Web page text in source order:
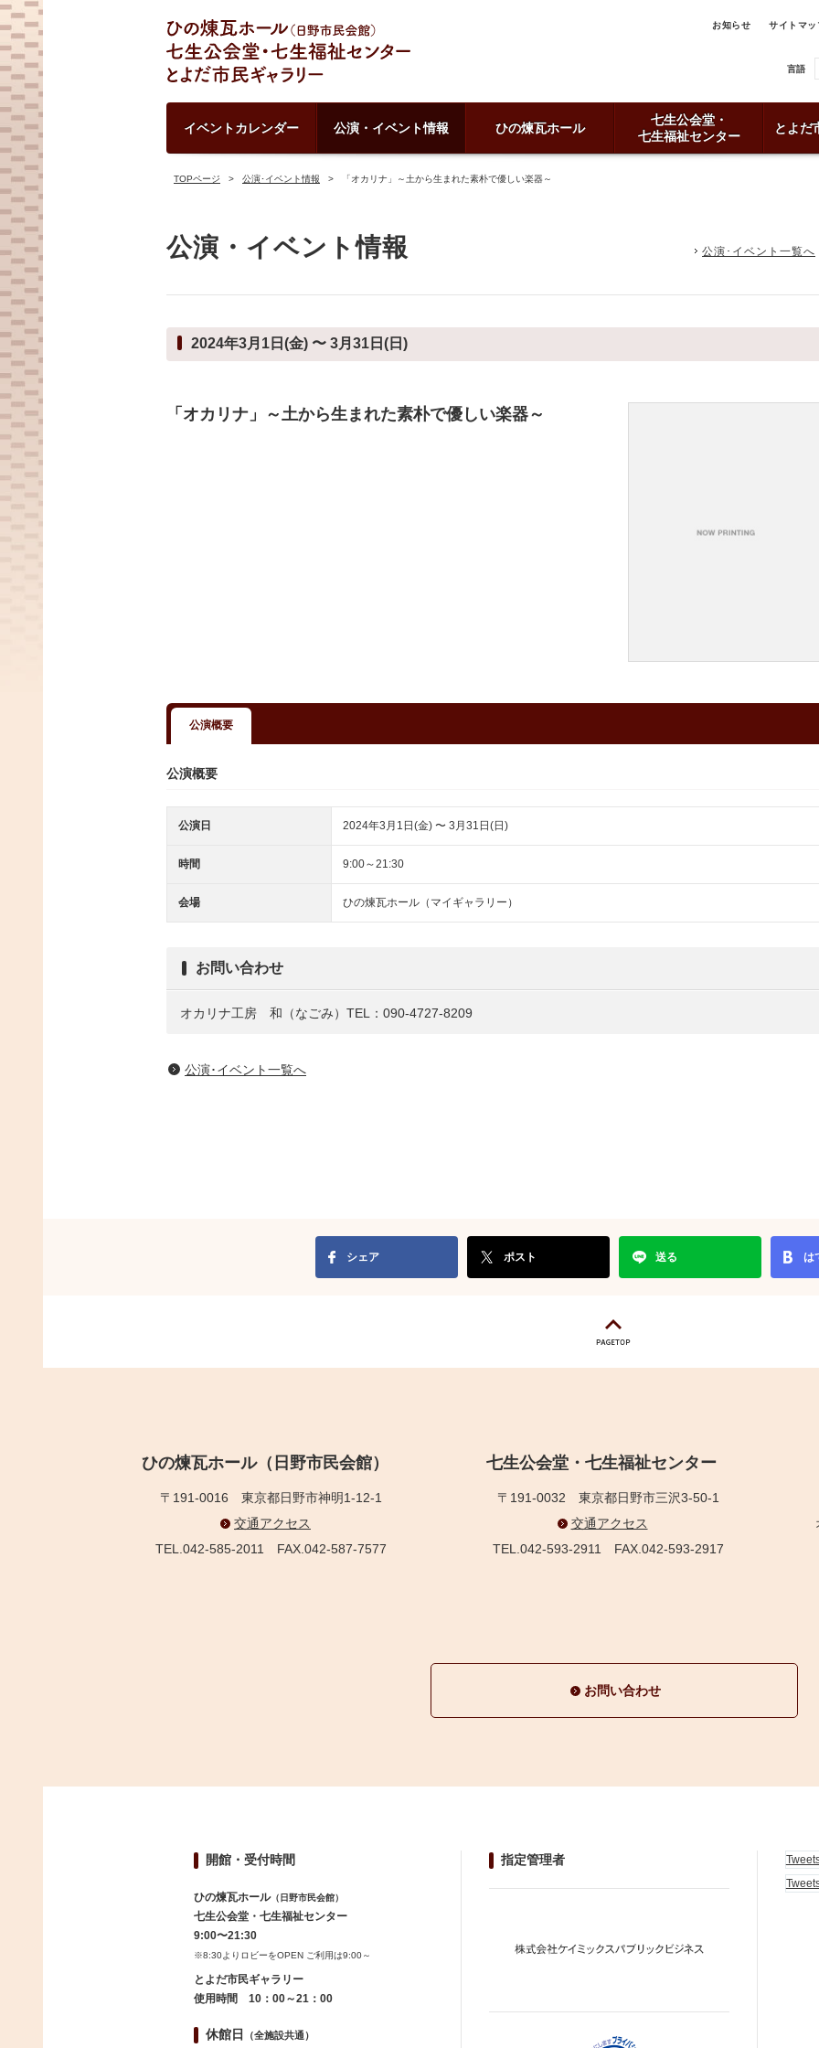
お知らせ サイトマッ
言語
イベントカレンダー 公演・イベント情報 ひの煉瓦ホール
七生公会堂・
七生福祉センター
とよだ
TOPページ 公演･イベント情報 「オカリナ」～土から生まれた素朴で優しい楽器～
公演・イベント情報 公演･イベント一覧へ
2024年3月1日(金) 〜 3月31日(日)
「オカリナ」～土から生まれた素朴で優しい楽器～
公演概要
公演概要
公演日 2024年3月1日(金) 〜 3月31日(日)
時間 9:00～21:30
会場 ひの煉瓦ホール（マイギャラリー）
お問い合わせ
オカリナ工房 和（なごみ）TEL：090-4727-8209
公演･イベント一覧へ
シェア ポスト 送る は
ひの煉瓦ホール（日野市民会館）
〒191-0016 東京都日野市神明1-12-1
交通アクセス
TEL.042-585-2011 FAX.042-587-7577
七生公会堂・七生福祉センター
〒191-0032 東京都日野市三沢3-50-1
交通アクセス
TEL.042-593-2911 FAX.042-593-2917
お問い合わせ
開館・受付時間
ひの煉瓦ホール（日野市民会館）
七生公会堂・七生福祉センター
9:00〜21:30
※8:30よりロビーをOPEN ご利用は9:00～
とよだ市民ギャラリー
使用時間 10：00～21：00
休館日 （全施設共通）
指定管理者